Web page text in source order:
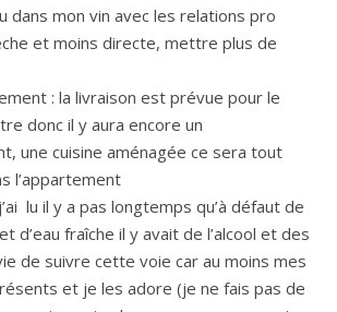
dans mon vin avec les relations pro
et moins directe, mettre plus de
: la livraison est prévue pour le
donc il y aura encore un
une cuisine aménagée ce sera tout
l’appartement
lu il y a pas longtemps qu’à défaut de
d’eau fraîche il y avait de l’alcool et des
de suivre cette voie car au moins mes
et je les adore (je ne fais pas de